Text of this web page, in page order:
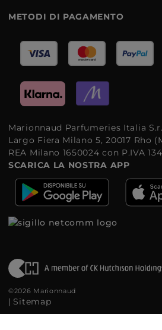
METODI DI PAGAMENTO
Marionnaud Parfumeries Italia
Largo Fiera Milano 5, 20017 Rho
REA Milano 1650024 con P.IVA
SCARICA LA NOSTRA APP
©2026 Marionnaud
| Sitemap